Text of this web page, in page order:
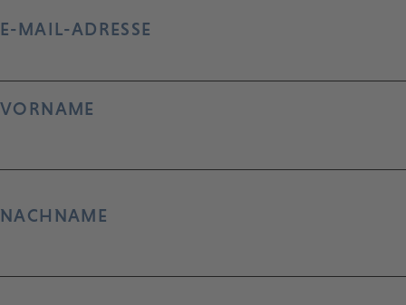
E-MAIL-ADRESSE
VORNAME
NACHNAME